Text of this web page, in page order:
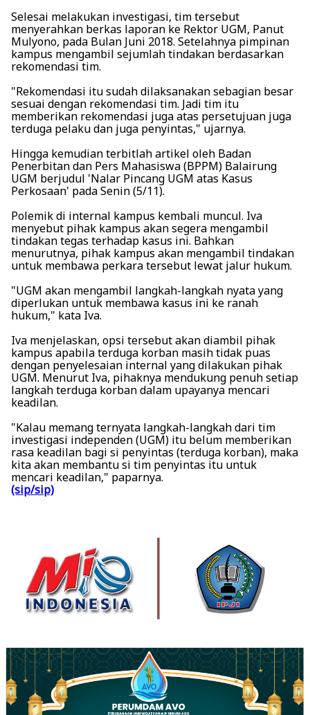
Selesai melakukan investigasi, tim tersebut
menyerahkan berkas laporan ke Rektor UGM, Panut
Mulyono, pada Bulan Juni 2018. Setelahnya pimpinan
kampus mengambil sejumlah tindakan berdasarkan
rekomendasi tim.
"Rekomendasi itu sudah dilaksanakan sebagian besar
sesuai dengan rekomendasi tim. Jadi tim itu
memberikan rekomendasi juga atas persetujuan juga
terduga pelaku dan juga penyintas," ujarnya.
Hingga kemudian terbitlah artikel oleh Badan
Penerbitan dan Pers Mahasiswa (BPPM) Balairung
UGM berjudul 'Nalar Pincang UGM atas Kasus
Perkosaan' pada Senin (5/11).
Polemik di internal kampus kembali muncul. Iva
menyebut pihak kampus akan segera mengambil
tindakan tegas terhadap kasus ini. Bahkan
menurutnya, pihak kampus akan mengambil tindakan
untuk membawa perkara tersebut lewat jalur hukum.
"UGM akan mengambil langkah-langkah nyata yang
diperlukan untuk membawa kasus ini ke ranah
hukum," kata Iva.
Iva menjelaskan, opsi tersebut akan diambil pihak
kampus apabila terduga korban masih tidak puas
dengan penyelesaian internal yang dilakukan pihak
UGM. Menurut Iva, pihaknya mendukung penuh setiap
langkah terduga korban dalam upayanya mencari
keadilan.
"Kalau memang ternyata langkah-langkah dari tim
investigasi independen (UGM) itu belum memberikan
rasa keadilan bagi si penyintas (terduga korban), maka
kita akan membantu si tim penyintas itu untuk
mencari keadilan," paparnya.
(sip/sip)